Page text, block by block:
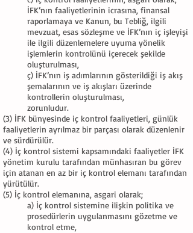
İFK’nın faaliyetlerinin icrasına, finansal
raporlamaya ve Kanun, bu Tebliğ, ilgili
mevzuat, esas sözleşme ve İFK’nın iç işleyişi
ile ilgili düzenlemelere uyuma yönelik
işlemlerin kontrolünü içerecek şekilde
oluşturulması,
ç) İFK’nın iş adımlarının gösterildiği iş akış
şemalarının ve iş akışları üzerinde
kontrollerin oluşturulması,
zorunludur.
(3) İFK bünyesinde iç kontrol faaliyetleri, günlük
faaliyetlerin ayrılmaz bir parçası olarak düzenlenir
ve sürdürülür.
(4) İç kontrol sistemi kapsamındaki faaliyetler İFK
yönetim kurulu tarafından münhasıran bu görev
için atanan en az bir iç kontrol elemanı tarafından
yürütülür.
(5) İç kontrol elemanına, asgari olarak;
a) İç kontrol sistemine ilişkin politika ve
prosedürlerin uygulanmasını gözetme ve
kontrol etme,